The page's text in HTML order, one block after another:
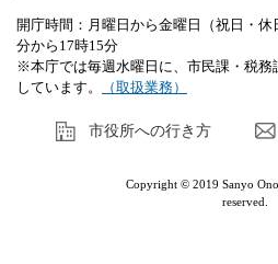
開庁時間：月曜日から金曜日（祝日・
分から17時15分
※本庁では毎週水曜日に、市民課・税務
しています。
（取扱業務）
市役所への行き方
Copyright © 2019 Sanyo
reserved.